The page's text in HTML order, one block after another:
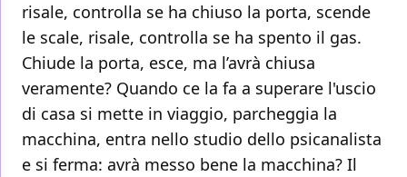
risale, controlla se ha chiuso la porta, scende
le scale, risale, controlla se ha spento il gas.
Chiude la porta, esce, ma l’avrà chiusa
veramente? Quando ce la fa a superare l'uscio
di casa si mette in viaggio, parcheggia la
macchina, entra nello studio dello psicanalista
e si ferma: avrà messo bene la macchina? Il